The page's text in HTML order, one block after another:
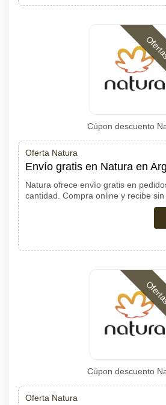
Cúpon descuento
Oferta Natura
Envío gratis en Natura en
Natura ofrece envío gratis en
cantidad. Compra online y recibe
Cúpon descuento
Oferta Natura